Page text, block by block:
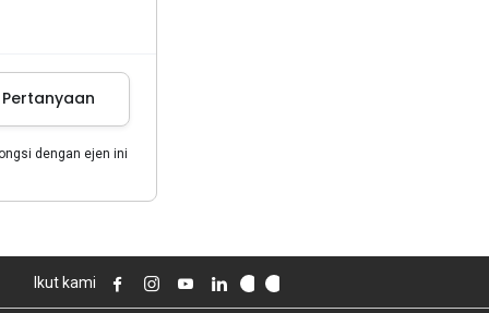
dengan ejen ini
Ikut kami